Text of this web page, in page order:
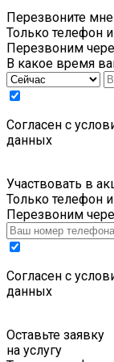
Перезвоните мне
Только телефон
Перезвоним
В какое время
Cогласен с
данных
Участвовать в
Только телефон
Перезвоним
Cогласен с
данных
Оставьте заявку
на услугу